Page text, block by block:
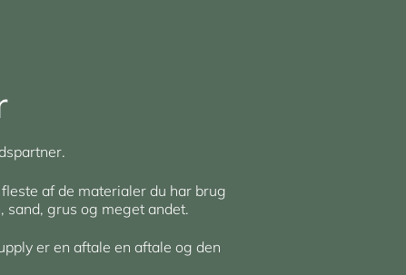
af de materialer du har brug
grus og meget andet.
er en aftale en aftale og den